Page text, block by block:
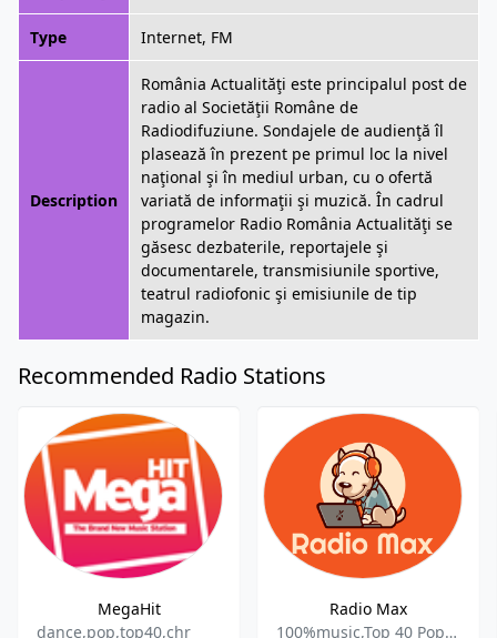
Type Internet, FM
Description
România Actualităţi este principalul post de
radio al Societăţii Române de
Radiodifuziune. Sondajele de audienţă îl
plasează în prezent pe primul loc la nivel
naţional şi în mediul urban, cu o ofertă
variată de informaţii şi muzică. În cadrul
programelor Radio România Actualităţi se
găsesc dezbaterile, reportajele şi
documentarele, transmisiunile sportive,
teatrul radiofonic şi emisiunile de tip
magazin.
Recommended Radio Stations
MegaHit
dance,pop,top40,chr
Radio Max
100%music,Top 40 Pop,Romania,